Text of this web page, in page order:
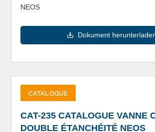
NEOS
Dokument
CATALOGUE
CAT-235 CATALOGUE VANNE
DOUBLE ÉTANCHÉITÉ NEOS